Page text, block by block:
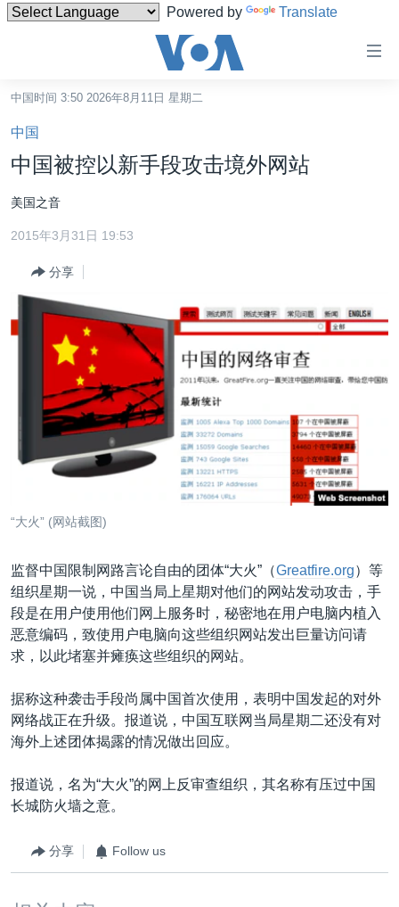
Powered by Translate
碍
链
接
转
内
到
台湾
港澳
国际
最新国际新闻
印太
欧洲
非洲
美洲
分类新闻
经济·金融·贸易
人权·法律·宗教
科教·文娱·体健
军事
劳工
美中关系
白宫要闻
国会报道
美中关系
美国之音专访
重要讲话与声明
台海两岸关系
南中国海争端
关注西藏
关注新疆
VOA视频
VOA今日焦点
中文广播
关注我们
其他语言网站
中国时间 3:50 2026年8月11日 星期二
中国
中国被控以新手段攻击境外网站
美国之音
2015年3月31日 19:53
分享
“大火” (网站截图)
监督中国限制网路言论自由的团体“大火”（Greatfire.org）等
组织星期一说，中国当局上星期对他们的网站发动攻击，手
段是在用户使用他们网上服务时，秘密地在用户电脑内植入
恶意编码，致使用户电脑向这些组织网站发出巨量访问请
求，以此堵塞并瘫痪这些组织的网站。
据称这种袭击手段尚属中国首次使用，表明中国发起的对外
网络战正在升级。报道说，中国互联网当局星期二还没有对
海外上述团体揭露的情况做出回应。
报道说，名为“大火”的网上反审查组织，其名称有压过中国
长城防火墙之意。
分享 Follow us